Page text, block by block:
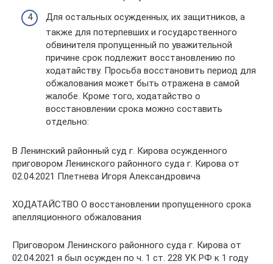
Для остальных осужденных, их защитников, а
также для потерпевших и государственного
обвинителя пропущенный по уважительной
причине срок подлежит восстановлению по
ходатайству. Просьба восстановить период для
обжалования может быть отражена в самой
жалобе. Кроме того, ходатайство о
восстановлении срока можно составить
отдельно:
В Ленинский районный суд г. Кирова осужденного
приговором Ленинского районного суда г. Кирова от
02.04.2021 Плетнева Игоря Александровича
ХОДАТАЙСТВО О восстановлении пропущенного срока
апелляционного обжалования
Приговором Ленинского районного суда г. Кирова от
02.04.2021 я был осужден по ч. 1 ст. 228 УК РФ к 1 году